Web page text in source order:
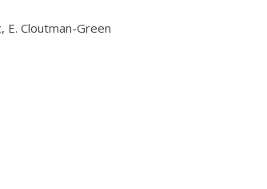
E. Cloutman-Green